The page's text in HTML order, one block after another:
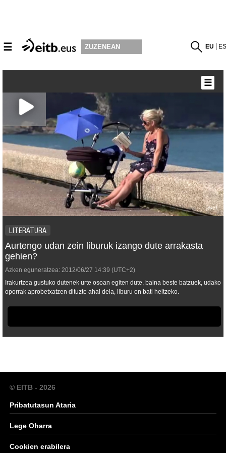
☰ ZUZENEAN EU
LITERATURA
Aurtengo udan zein liburuk izango dute arrakasta
gehien?
Azken eguneratzea: 2012/06/27 14:39 (UTC+2)
Irakurtzea gustuko dutenek urte osoan egiten dute, baina beste batzuek, udako
oporrak aprobetxatzen dituzte ahal dela, liburu on bati heltzeko.
☰
© EITB - 2026
Pribatutasun Ataria
Lege Oharra
Cookien erabilera